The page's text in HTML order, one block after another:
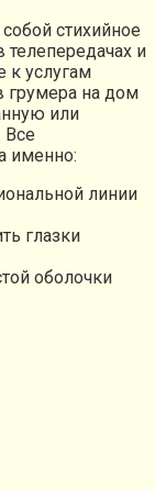
стихийное
телепередачах и
к услугам
грумера на дом
или
Все
именно:
линии
глазки
оболочки